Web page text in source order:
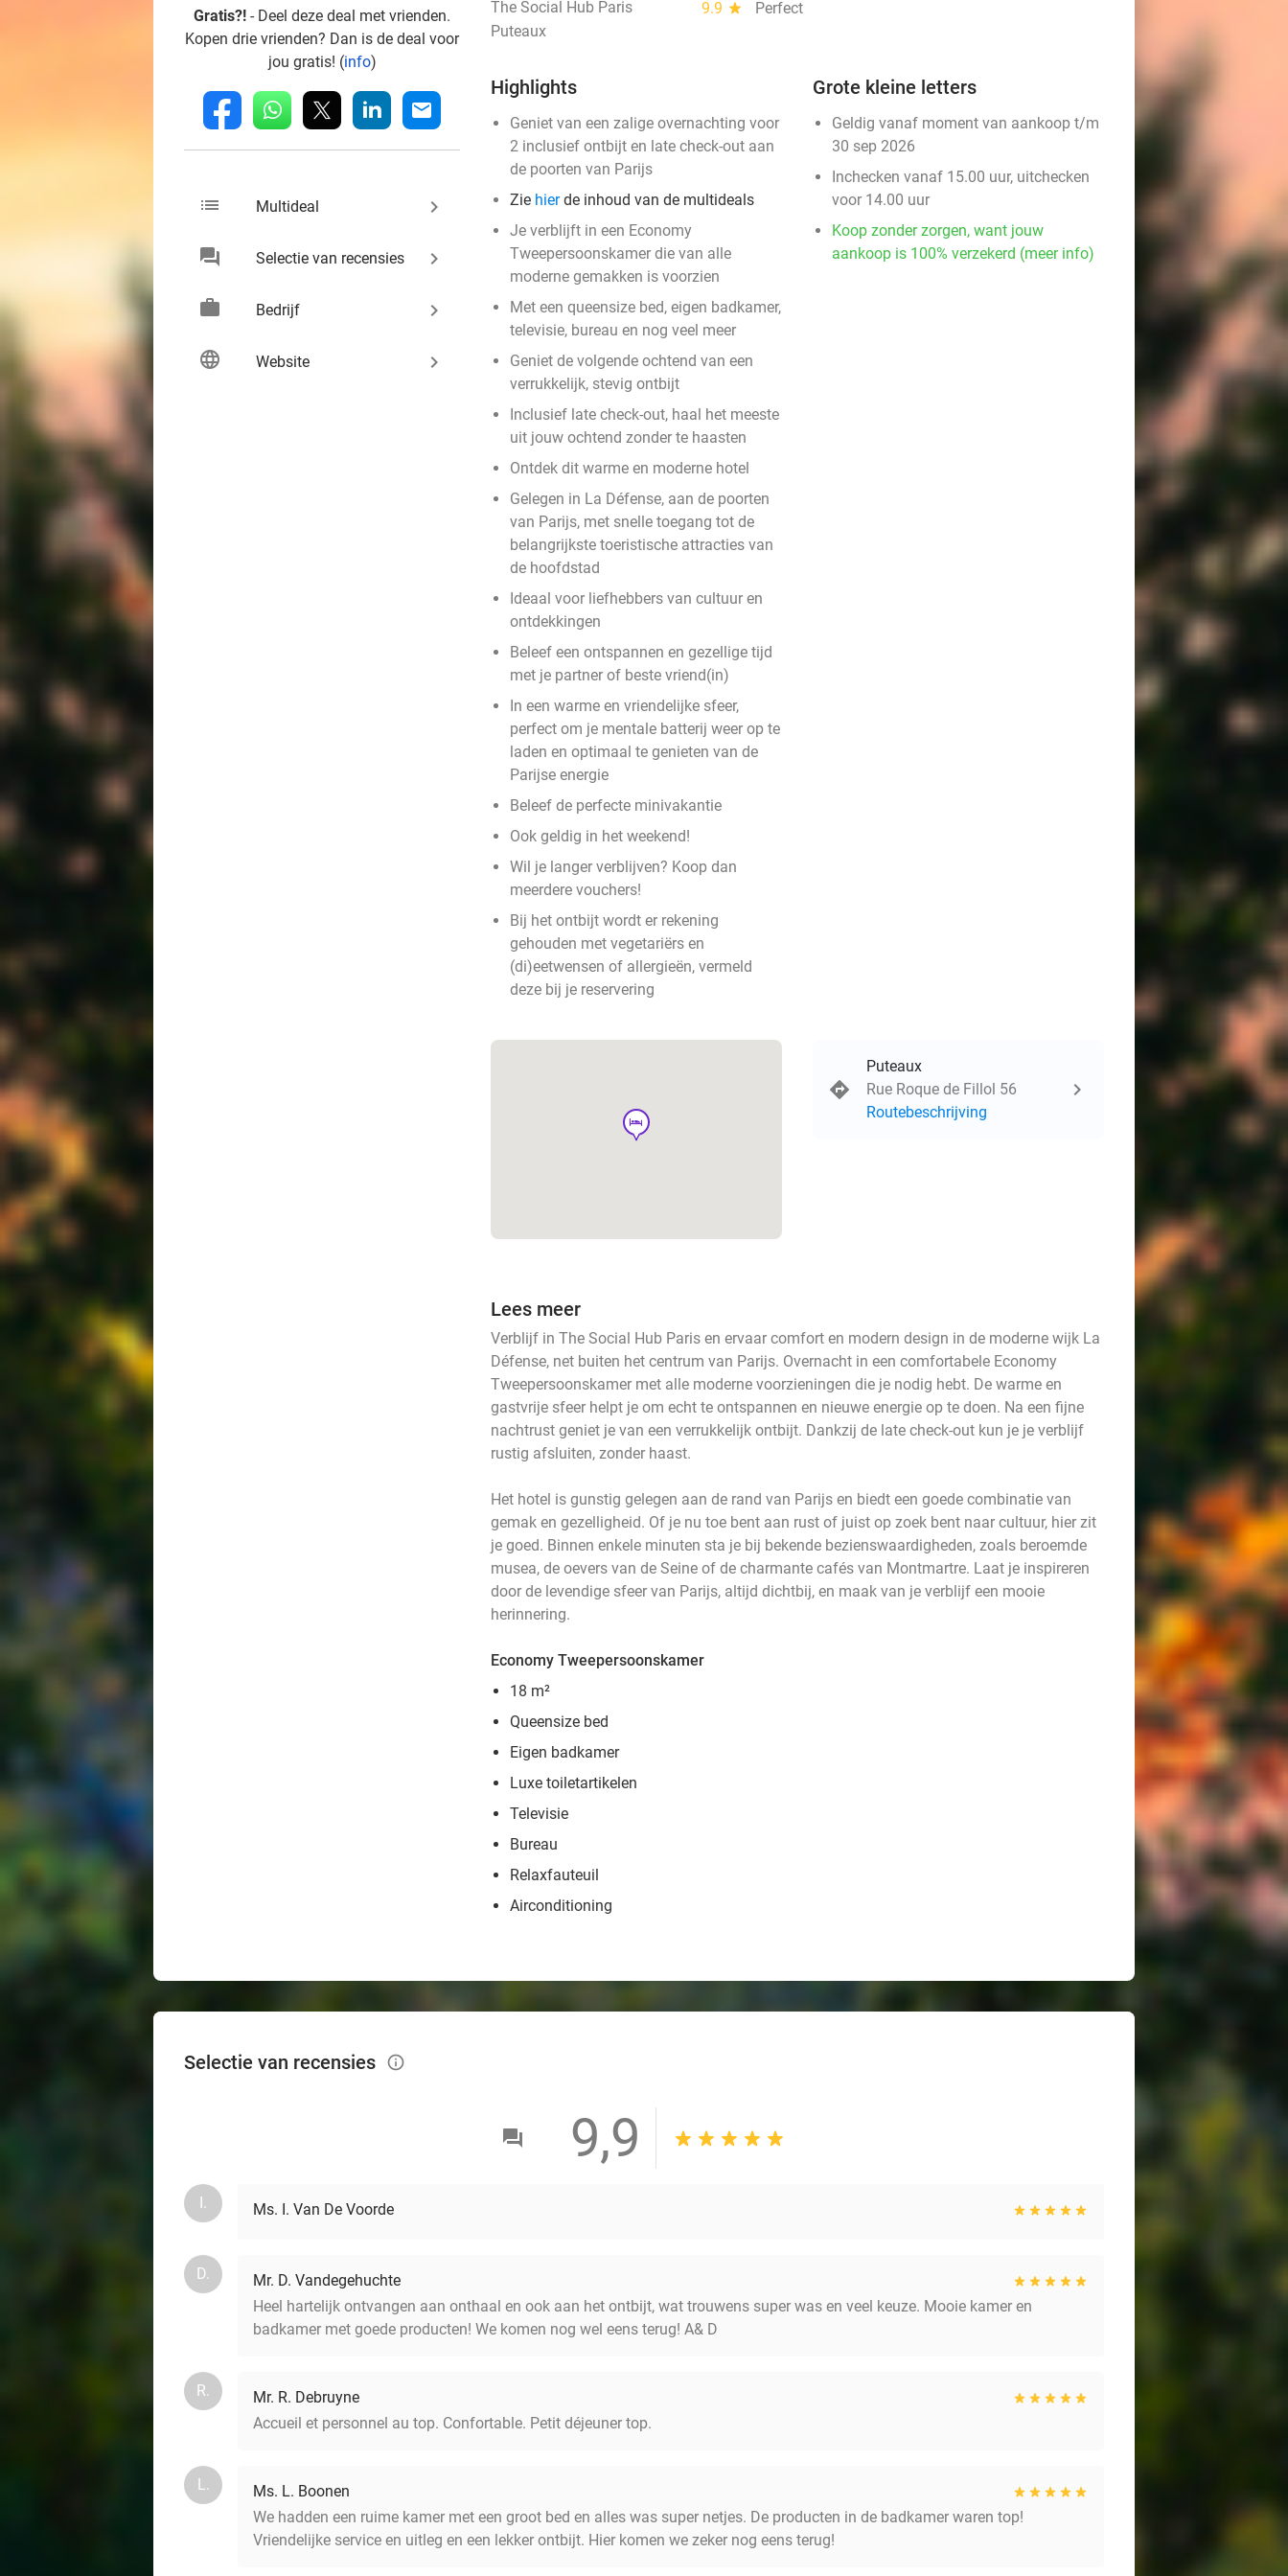
Gratis?! - Deel deze deal met vrienden.
Kopen drie vrienden? Dan is de deal voor
jou gratis! (info)
fb whatsapp linkedin mail
list Multideal keyboard_arrow_right
chat Selectie van recensies keyboard_arrow_right
work Bedrijf keyboard_arrow_right
language Website keyboard_arrow_right
The Social Hub Paris 9.9 star
Perfect
Puteaux
Highlights
​Geniet van een zalige overnachting voor
2 inclusief ontbijt en late check-out aan
de poorten van Parijs
Zie hierde inhoud van de multideals
Je verblijft in een Economy
Tweepersoonskamer die van alle
moderne gemakken is voorzien
Met een queensize bed, eigen badkamer,
televisie, bureau en nog veel meer
Geniet de volgende ochtend van een
verrukkelijk, stevig ontbijt
Inclusief late check-out, haal het meeste
uit jouw ochtend zonder te haasten
Ontdek dit warme en moderne hotel
Gelegen in La Défense, aan de poorten
van Parijs, met snelle toegang tot de
belangrijkste toeristische attracties van
de hoofdstad
Ideaal voor liefhebbers van cultuur en
ontdekkingen
Beleef een ontspannen en gezellige tijd
met je partner of beste vriend(in)
In een warme en vriendelijke sfeer,
perfect om je mentale batterij weer op te
laden en optimaal te genieten van de
Parijse energie
Beleef de perfecte minivakantie
Ook geldig in het weekend!
Wil je langer verblijven? Koop dan
meerdere vouchers!
Bij het ontbijt wordt er rekening
gehouden met vegetariërs en
(di)eetwensen of allergieën, vermeld
deze bij je reservering
Grote kleine letters
Geldig vanaf moment van aankoop t/m
30 sep 2026
Inchecken vanaf 15.00 uur, uitchecken
voor 14.00 uur
Koop zonder zorgen, want jouw
aankoop is 100% verzekerd (meer info)
hotel
Puteaux
Rue Roque de Fillol 56
Routebeschrijving
Lees meer
Verblijf in The Social Hub Paris en ervaar comfort en modern design in de moderne wijk La
Défense, net buiten het centrum van Parijs. Overnacht in een comfortabele Economy
Tweepersoonskamer met alle moderne voorzieningen die je nodig hebt. De warme en
gastvrije sfeer helpt je om echt te ontspannen en nieuwe energie op te doen. Na een fijne
nachtrust geniet je van een verrukkelijk ontbijt. Dankzij de late check-out kun je je verblijf
rustig afsluiten, zonder haast.
Het hotel is gunstig gelegen aan de rand van Parijs en biedt een goede combinatie van
gemak en gezelligheid. Of je nu toe bent aan rust of juist op zoek bent naar cultuur, hier zit
je goed. Binnen enkele minuten sta je bij bekende bezienswaardigheden, zoals beroemde
musea, de oevers van de Seine of de charmante cafés van Montmartre. Laat je inspireren
door de levendige sfeer van Parijs, altijd dichtbij, en maak van je verblijf een mooie
herinnering.
Economy Tweepersoonskamer
18 m²
Queensize bed
Eigen badkamer
Luxe toiletartikelen
Televisie
Bureau
Relaxfauteuil
Airconditioning
Selectie van recensies info_outlined
9,9
I. Ms. I. Van De Voorde
D.
Mr. D. Vandegehuchte
Heel hartelijk ontvangen aan onthaal en ook aan het ontbijt, wat trouwens super was en veel keuze. Mooie kamer en
badkamer met goede producten! We komen nog wel eens terug! A& D
R.
Mr. R. Debruyne
Accueil et personnel au top. Confortable. Petit déjeuner top.
L.
Ms. L. Boonen
We hadden een ruime kamer met een groot bed en alles was super netjes. De producten in de badkamer waren top!
Vriendelijke service en uitleg en een lekker ontbijt. Hier komen we zeker nog eens terug!